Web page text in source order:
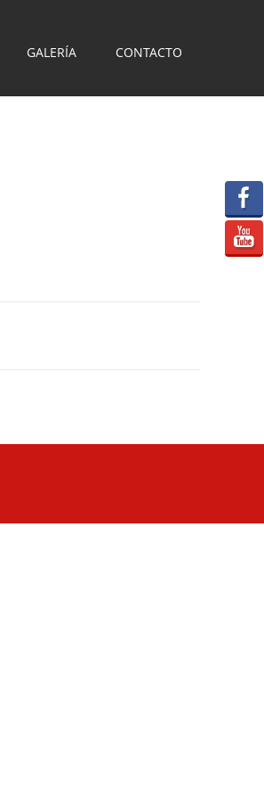
GALERÍA CONTACTO